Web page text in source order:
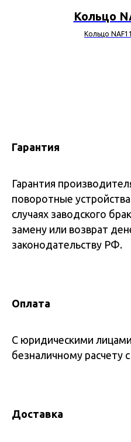
Кольцо
Кольцо
Гарантия
Гарантия
поворотные
случаях заводского
замену или возврат
законодательству РФ.
Оплата
С юридическими
безналичному расчету
Доставка